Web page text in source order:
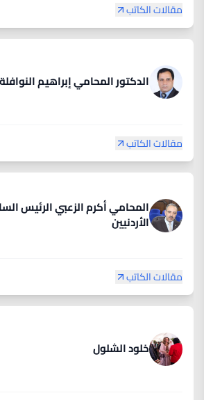
مقالات الكاتب
الدكتور المحامي إبراهيم النوافلة
مقالات الكاتب
المحامي أكرم الزعبي الرئيس
الأردنيين
مقالات الكاتب
خلود الشلول